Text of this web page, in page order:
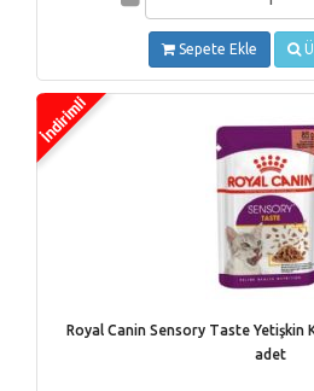
Sepete Ekle
Royal Canin Sensory Taste Yetişkin
adet